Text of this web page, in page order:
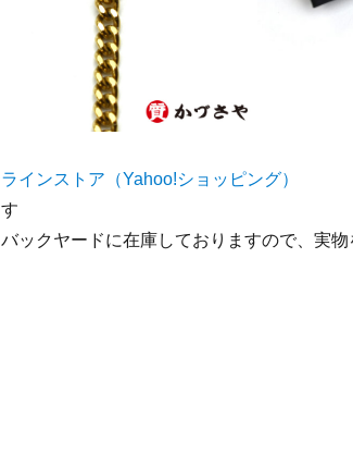
インストア（Yahoo!ショッピング）
ックヤードに在庫しておりますので、実